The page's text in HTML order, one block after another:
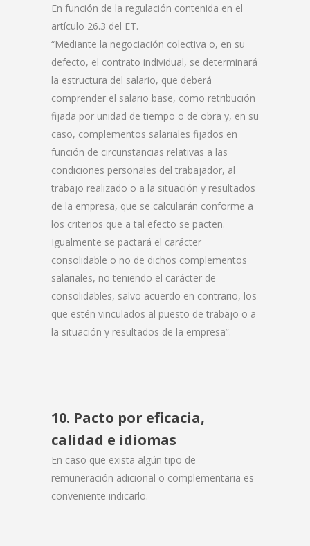
En función de la regulación contenida en el
artículo 26.3 del ET.
“Mediante la negociación colectiva o, en su
defecto, el contrato individual, se determinará
la estructura del salario, que deberá
comprender el salario base, como retribución
fijada por unidad de tiempo o de obra y, en su
caso, complementos salariales fijados en
función de circunstancias relativas a las
condiciones personales del trabajador, al
trabajo realizado o a la situación y resultados
de la empresa, que se calcularán conforme a
los criterios que a tal efecto se pacten.
Igualmente se pactará el carácter
consolidable o no de dichos complementos
salariales, no teniendo el carácter de
consolidables, salvo acuerdo en contrario, los
que estén vinculados al puesto de trabajo o a
la situación y resultados de la empresa”.
10. Pacto por eficacia,
calidad e idiomas
En caso que exista algún tipo de
remuneración adicional o complementaria es
conveniente indicarlo.